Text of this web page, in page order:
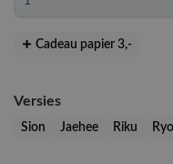
Cadeau papier 3,-
Versies
Sion Jaehee Riku Ryo